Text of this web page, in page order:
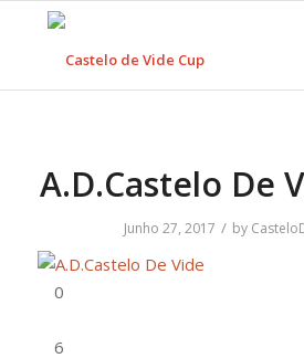
A.D.Castelo De
Junho 27, 2017 / by